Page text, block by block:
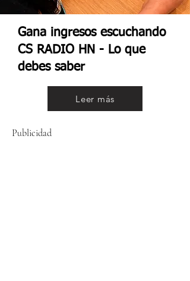
Gana ingresos escuchando
CS RADIO HN - Lo que
debes saber
Leer más
Publicidad